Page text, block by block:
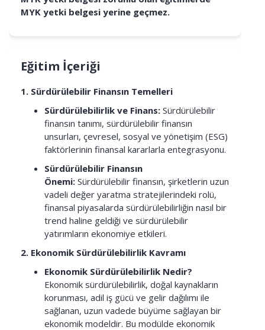
MYK yetki belgesi yerine geçmez.
Eğitim İçeriği
1. Sürdürülebilir Finansın Temelleri
Sürdürülebilirlik ve Finans: Sürdürülebilir
finansın tanımı, sürdürülebilir finansın
unsurları, çevresel, sosyal ve yönetişim (ESG)
faktörlerinin finansal kararlarla entegrasyonu.
Sürdürülebilir Finansın
Önemi: Sürdürülebilir finansın, şirketlerin uzun
vadeli değer yaratma stratejilerindeki rolü,
finansal piyasalarda sürdürülebilirliğin nasıl bir
trend haline geldiği ve sürdürülebilir
yatırımların ekonomiye etkileri.
2. Ekonomik Sürdürülebilirlik Kavramı
Ekonomik Sürdürülebilirlik Nedir?
Ekonomik sürdürülebilirlik, doğal kaynakların
korunması, adil iş gücü ve gelir dağılımı ile
sağlanan, uzun vadede büyüme sağlayan bir
ekonomik modeldir. Bu modülde ekonomik